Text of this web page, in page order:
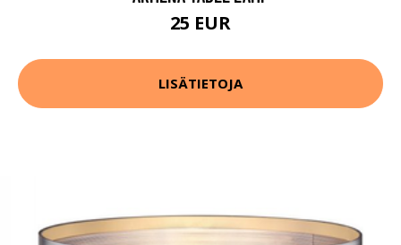
25 EUR
LISÄTIETOJA